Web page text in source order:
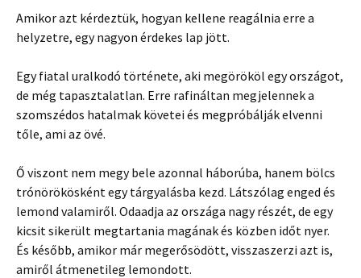
Amikor azt kérdeztük, hogyan kellene reagálnia erre a
helyzetre, egy nagyon érdekes lap jött.
Egy fiatal uralkodó története, aki megörököl egy országot,
de még tapasztalatlan. Erre rafináltan megjelennek a
szomszédos hatalmak követei és megpróbálják elvenni
tőle, ami az övé.
Ő viszont nem megy bele azonnal háborúba, hanem bölcs
trónörökösként egy tárgyalásba kezd. Látszólag enged és
lemond valamiről. Odaadja az országa nagy részét, de egy
kicsit sikerült megtartania magának és közben időt nyer.
És később, amikor már megerősödött, visszaszerzi azt is,
amiről átmenetileg lemondott.